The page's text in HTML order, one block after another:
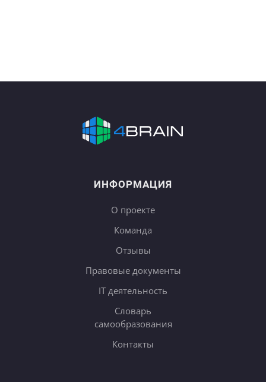
ИНФОРМАЦИЯ
О проекте
Команда
Отзывы
Правовые документы
IT деятельность
Словарь
самообразования
Контакты